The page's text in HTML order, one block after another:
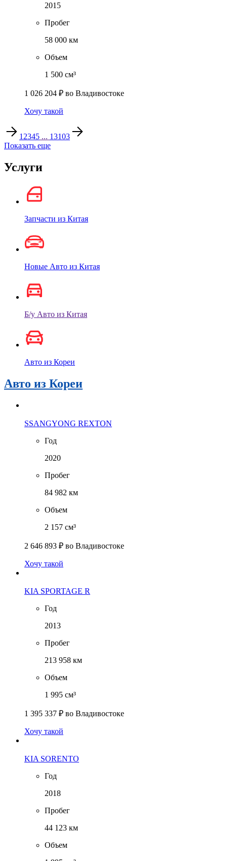
2015
Пробег
58 000 км
Объем
1 500 см³
1 026 204 ₽ во Владивостоке
Хочу такой
1 2345 ... 13103
Показать еще
Услуги
Запчасти из Китая
Новые Авто из Китая
Б/у Авто из Китая
Авто из Кореи
Авто из Кореи
SSANGYONG REXTON
Год
2020
Пробег
84 982 км
Объем
2 157 см³
2 646 893 ₽ во Владивостоке
Хочу такой
KIA SPORTAGE R
Год
2013
Пробег
213 958 км
Объем
1 995 см³
1 395 337 ₽ во Владивостоке
Хочу такой
KIA SORENTO
Год
2018
Пробег
44 123 км
Объем